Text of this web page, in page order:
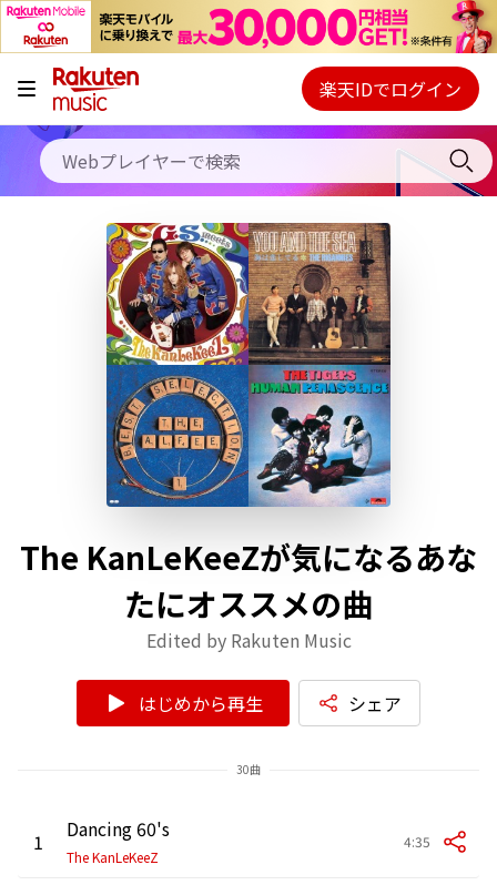
キャンペーン
料金プラン
使い方
初回30日間無料お試し
Webプレイヤー
ご契約内容の確認・変更
楽天IDでログイン
The KanLeKeeZが気になるあな
たにオススメの曲
Edited by Rakuten Music
はじめから再生 シェア
30曲
1 Dancing 60's
The KanLeKeeZ
4:35